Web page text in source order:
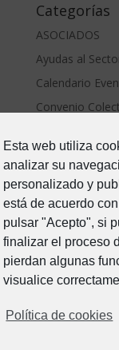
Esta web utiliza
analizar su
personalizado y
está de acuerdo
pulsar "Acepto", si
finalizar el proceso
pierdan algunas
visualice
Política de cookies
Categorías
ASOCIADOS
Ayudas al
Calendario
Convenio
Estado de
Formacion
Junta Directiva
Noticias
Prevención de
Sin categoría